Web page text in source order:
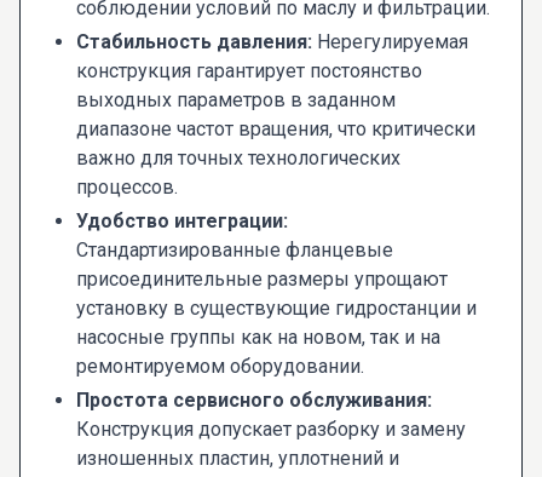
соблюдении условий по маслу и фильтрации.
Стабильность давления: Нерегулируемая
конструкция гарантирует постоянство
выходных параметров в заданном
диапазоне частот вращения, что критически
важно для точных технологических
процессов.
Удобство интеграции:
Стандартизированные фланцевые
присоединительные размеры упрощают
установку в существующие гидростанции и
насосные группы как на новом, так и на
ремонтируемом оборудовании.
Простота сервисного обслуживания:
Конструкция допускает разборку и замену
изношенных пластин, уплотнений и